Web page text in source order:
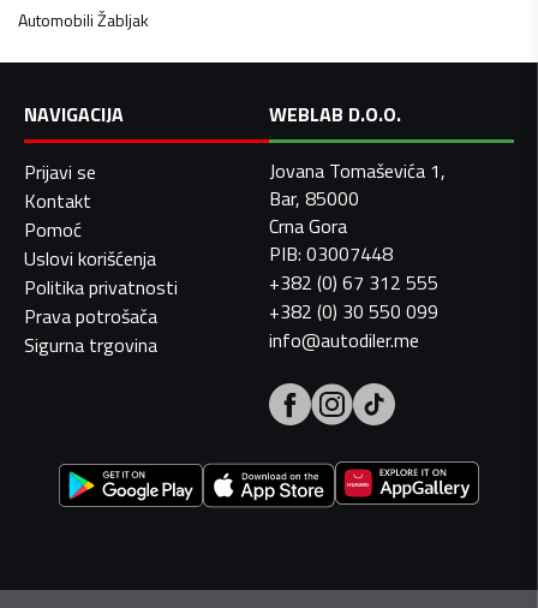
AutomobiliŽabljak
NAVIGACIJA
Prijavi se
Kontakt
Pomoć
Uslovi korišćenja
Politika privatnosti
Prava potrošača
Sigurna trgovina
WEBLAB D.O.O.
Jovana Tomaševića 1,
Bar, 85000
Crna Gora
PIB: 03007448
+382 (0) 67 312 555
+382 (0) 30 550 099
info@autodiler.me